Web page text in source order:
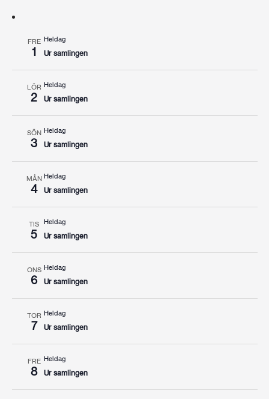
FRE
1
Heldag
Ur samlingen
LÖR
2
Heldag
Ur samlingen
SÖN
3
Heldag
Ur samlingen
MÅN
4
Heldag
Ur samlingen
TIS
5
Heldag
Ur samlingen
ONS
6
Heldag
Ur samlingen
TOR
7
Heldag
Ur samlingen
FRE
8
Heldag
Ur samlingen